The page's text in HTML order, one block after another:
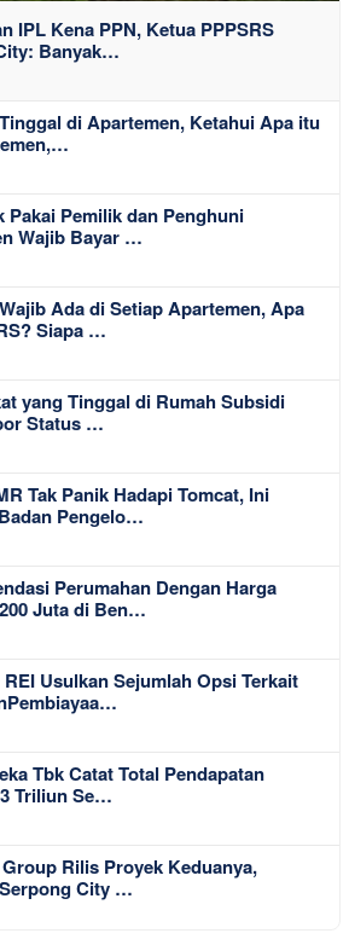
IPL Kena PPN, Ketua PPPSRS
Banyak…
di Apartemen, Ketahui Apa itu
Pakai Pemilik dan Penghuni
Wajib Bayar …
Ada di Setiap Apartemen, Apa
Siapa …
yang Tinggal di Rumah Subsidi
Status …
Tak Panik Hadapi Tomcat, Ini
Pengelo…
Perumahan Dengan Harga
Juta di Ben…
Usulkan Sejumlah Opsi Terkait
Tbk Catat Total Pendapatan
Triliun Se…
Rilis Proyek Keduanya,
City …